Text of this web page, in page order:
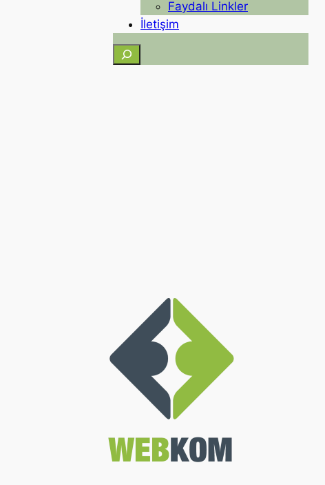
Faydalı Linkler
İletişim
Ara